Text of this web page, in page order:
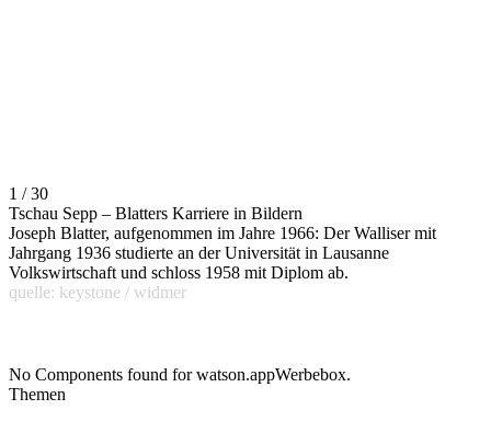
1 / 30
Tschau Sepp – Blatters Karriere in Bildern
Joseph Blatter, aufgenommen im Jahre 1966: Der Walliser mit
Jahrgang 1936 studierte an der Universität in Lausanne
Volkswirtschaft und schloss 1958 mit Diplom ab.
quelle: keystone / widmer
No Components found for watson.appWerbebox.
Themen